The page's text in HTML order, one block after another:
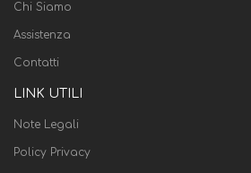
Chi Siamo
Assistenza
Contatti
LINK UTILI
Note Legali
Policy Privacy